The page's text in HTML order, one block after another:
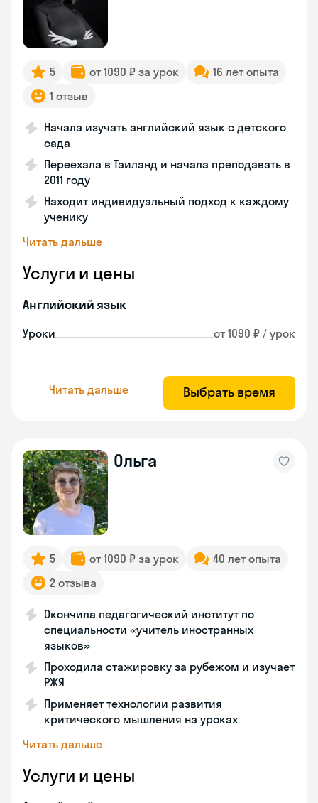
5 от 1090 ₽ за урок
16 лет опыта
1 отзыв
Начала изучать английский язык с детского
сада
Переехала в Таиланд и начала преподавать в
2011 году
Находит индивидуальный подход к каждому
ученику
Читать дальше
Услуги и цены
Английский язык
Уроки от 1090 ₽ / урок
Читать дальше Выбрать время
Ольга
5 от 1090 ₽ за урок
40 лет опыта
2 отзыва
Окончила педагогический институт по
специальности «учитель иностранных
языков»
Проходила стажировку за рубежом и изучает
РЖЯ
Применяет технологии развития
критического мышления на уроках
Читать дальше
Услуги и цены